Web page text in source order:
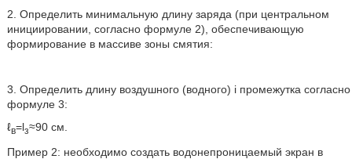
2. Определить минимальную длину заряда (при центральном
инициировании, согласно формуле 2), обеспечивающую
формирование в массиве зоны смятия:
3. Определить длину воздушного (водного) i промежутка согласно
формуле 3:
ℓв=lз≈90 см.
Пример 2: необходимо создать водонепроницаемый экран в